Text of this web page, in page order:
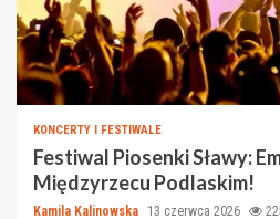
KONCERTY I FESTIWALE
Festiwal Piosenki Sławy:
Międzyrzecu Podlaskim!
Kamila Kalinowska 13 czerwca 2026